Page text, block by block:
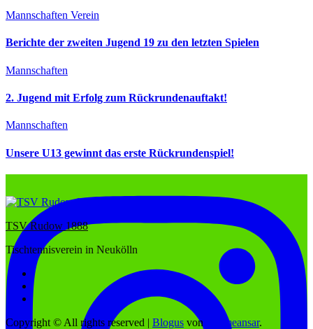
Mannschaften Verein
Berichte der zweiten Jugend 19 zu den letzten Spielen
Mannschaften
2. Jugend mit Erfolg zum Rückrundenauftakt!
Mannschaften
Unsere U13 gewinnt das erste Rückrundenspiel!
TSV Rudow 1888
Tischtennisverein in Neukölln
Copyright © All rights reserved | Blogus von Themeansar.